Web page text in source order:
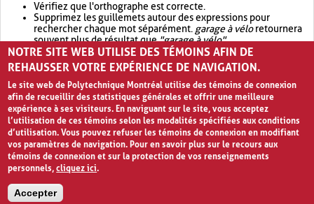
Vérifiez que l'orthographe est correcte.
Supprimez les guillemets autour des expressions pour
rechercher chaque mot séparément. garage à véloretournera
souvent plus de résultat que"garage à vélo".
Envisagez d'élargir votre recherche avec OR.garage OR vélo
retournera souvent plus de résultat quegarage à vélo
NOTRE SITE WEB UTILISE DES TÉMOINS AFIN DE
REHAUSSER VOTRE EXPÉRIENCE DE NAVIGATION.
Le site web de Polytechnique Montréal utilise des témoins de connexion
afin de recueillir des statistiques générales et offrir une meilleure
expérience à ses visiteurs. En naviguant sur le site, vous acceptez
l’utilisation de ces témoins selon les modalités spécifiées aux conditions
d’utilisation. Vous pouvez refuser les témoins de connexion en modifiant
vos paramètres de navigation. Pour en savoir plus sur le recours aux
témoins de connexion et sur la protection de vos renseignements
personnels,cliquez ici.
Accepter